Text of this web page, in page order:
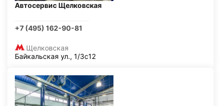
Автосервис Щелковская
+7 (495) 162-90-81
Щелковская
Байкальская ул., 1/3с12